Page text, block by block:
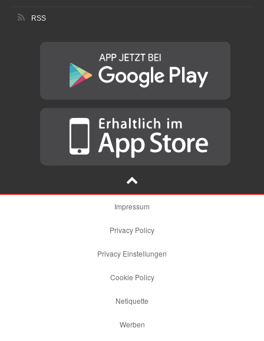
RSS
Impressum
Privacy Policy
Privacy Einstellungen
Cookie Policy
Netiquette
Werben